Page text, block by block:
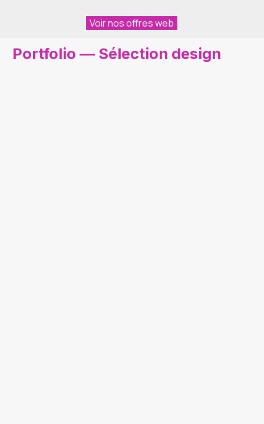
Voir nos offres web
Portfolio — Sélection design